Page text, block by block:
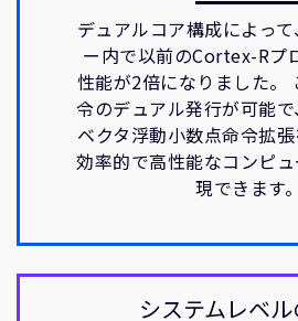
デュアルコア構成によっ
ー内で以前のCortex-Rプ
性能が2倍になりました。
令のデュアル発行が可能
ベクタ浮動小数点命令拡張
効率的で高性能なコンピ
現できます。
システムレベ